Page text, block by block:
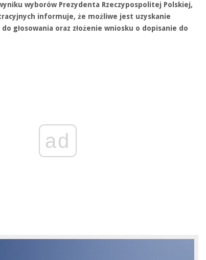
wyborów Prezydenta Rzeczypospolitej Polskiej,
informuje, że możliwe jest uzyskanie
głosowania oraz złożenie wniosku o dopisanie do
ad